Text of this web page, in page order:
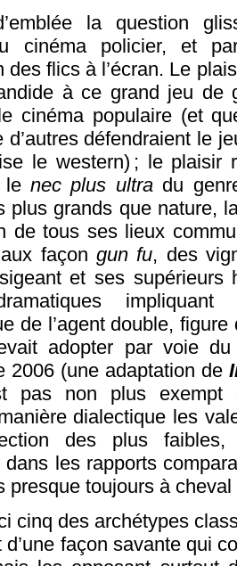
la question
cinéma policier, et
des flics à l’écran. Le
à ce grand jeu
cinéma populaire (et
défendraient le
le western) ; le plaisir
lenec plus ultra du
plus grands que nature,
de tous ses lieux
façon gun fu, des
et ses supérieurs
de l’agent double,
adopter par voie
2006 (une adaptation de
pas non plus exempt
dialectique les
des plus faibles,
dans les rapports
presque toujours à
cinq des archétypes
façon savante qui